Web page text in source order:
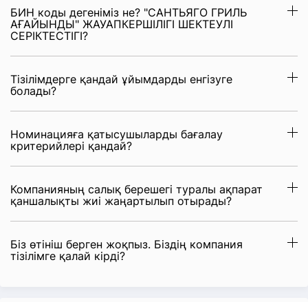
БИН коды дегеніміз не? "САНТЬЯГО ГРИЛЬ
АҒАЙЫНДЫ" ЖАУАПКЕРШІЛІГІ ШЕКТЕУЛІ
СЕРІКТЕСТІГІ?
Тізілімдерге қандай ұйымдарды енгізуге
болады?
Номинацияға қатысушыларды бағалау
критерийлері қандай?
Компанияның салық берешегі туралы ақпарат
қаншалықты жиі жаңартылып отырады?
Біз өтініш берген жоқпыз. Біздің компания
тізілімге қалай кірді?